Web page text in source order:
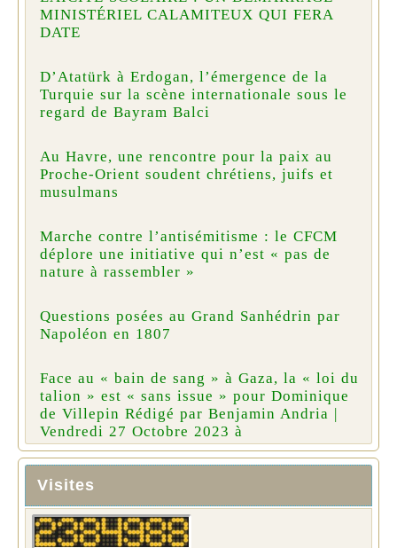
MINISTÉRIEL CALAMITEUX QUI FERA
DATE
D’Atatürk à Erdogan, l’émergence de la
Turquie sur la scène internationale sous le
regard de Bayram Balci
Au Havre, une rencontre pour la paix au
Proche-Orient soudent chrétiens, juifs et
musulmans
Marche contre l’antisémitisme : le CFCM
déplore une initiative qui n’est « pas de
nature à rassembler »
Questions posées au Grand Sanhédrin par
Napoléon en 1807
Face au « bain de sang » à Gaza, la « loi du
talion » est « sans issue » pour Dominique
de Villepin Rédigé par Benjamin Andria |
Vendredi 27 Octobre 2023 à
Visites